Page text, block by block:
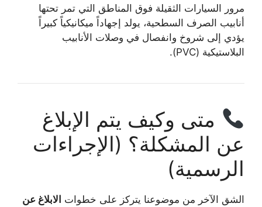
مرور السيارات الثقيلة فوق المناطق التي تمر تحتها
أنابيب الصرف السطحية، يولد إجهاداً ميكانيكياً كبيراً
يؤدي إلى شروخ وانفصال في وصلات الأنابيب
البلاستيكية (PVC).
متى وكيف يتم الإبلاغ
عن المشكلة؟ (الإجراءات
الرسمية)
الشق الآخر من موضوعنا يتركز على خطوات الابلاغ عن